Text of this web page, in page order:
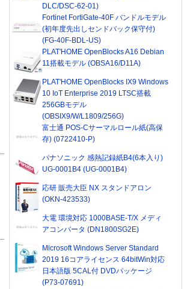
DLC/DSC-62-01)
Fortinet FortiGate-40F バンドルモデル
(初年度先出しセンドバック保守付)
(FG-40F-BDL-US)
PLAT'HOME OpenBlocks A16 Debian
11搭載モデル (OBSA16/D11A)
PLAT'HOME OpenBlocks IX9 Windows
10 IoT Enterprise 2019 LTSC搭載
256GBモデル
(OBSIX9/W/L1809/256G)
富士通 POS-Cサーマルロール紙(高保
存) (0722410-P)
パナソニック 感熱記録紙B4(6本入り)
UG-0001B4 (UG-0001B4)
応研 販売大臣 NX スタンドアロン
(OKN-423533)
大電 環境対応 1000BASE-T/X メディ
アコンバータ (DN1800SG2E)
Microsoft Windows Server Standard
2019 16コアライセンス 64bitWin対応
日本語版 5CAL付 DVDパッケージ
(P73-07691)